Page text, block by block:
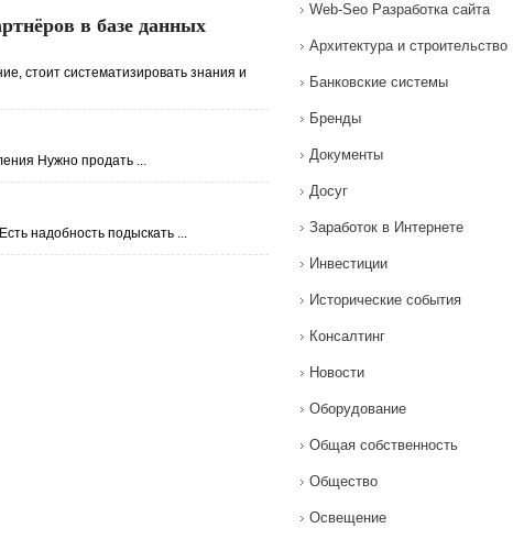
в базе данных
стоит систематизировать знания и
Нужно продать ...
надобность подыскать ...
Web-Seo Разработка сайта
Архитектура и строительство
Банковские системы
Бренды
Документы
Досуг
Заработок в Интернете
Инвестиции
Исторические события
Консалтинг
Новости
Оборудование
Общая собственность
Общество
Освещение